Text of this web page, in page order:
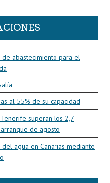
de abastecimiento para el
al 55% de su capacidad
superan los 2,7
de agosto
agua en Canarias mediante